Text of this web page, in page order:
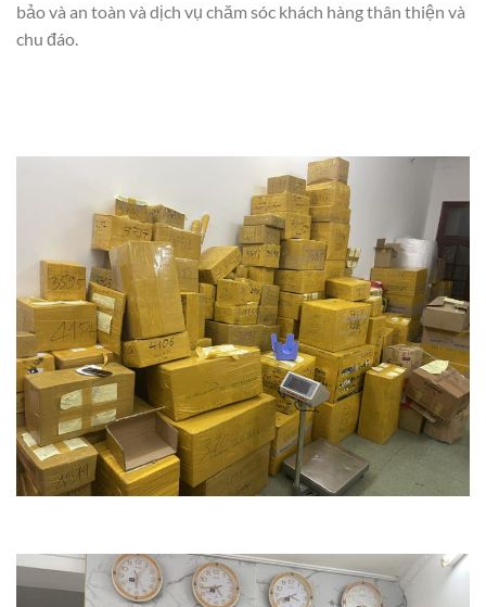
bảo và an toàn và dịch vụ chăm sóc khách hàng thân thiện và
chu đáo.